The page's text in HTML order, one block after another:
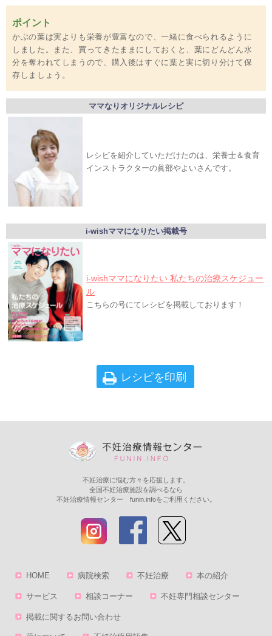
ポイント
かぶの葉は実よりも栄養が豊富なので、一緒に食べられるように
しました。また、買ってきたままにしておくと、葉にどんどん水
分を奪われてしまうので、購入後はすぐに葉と実に切り分けて保
存しましょう。
ママなりオリジナルレシピ
レシピを紹介していただけたのは、栄養士＆食育
インストラクターの眞部やよいさんです。
i-wishママになりたい掲載号
i-wishママになりたい 私たちの治療スケジュー
ル
こちらの号にてレシピを掲載しております！
レシピを印刷
不妊治療に悩む方々を応援します。
全国不妊治療施設を調べるなら
不妊治療情報センター funin.infoをご利用ください。
HOME 病院検索 不妊治療 本の紹介
サービス 相談コーナー 不妊専門相談センター
掲載に関するお問い合わせ